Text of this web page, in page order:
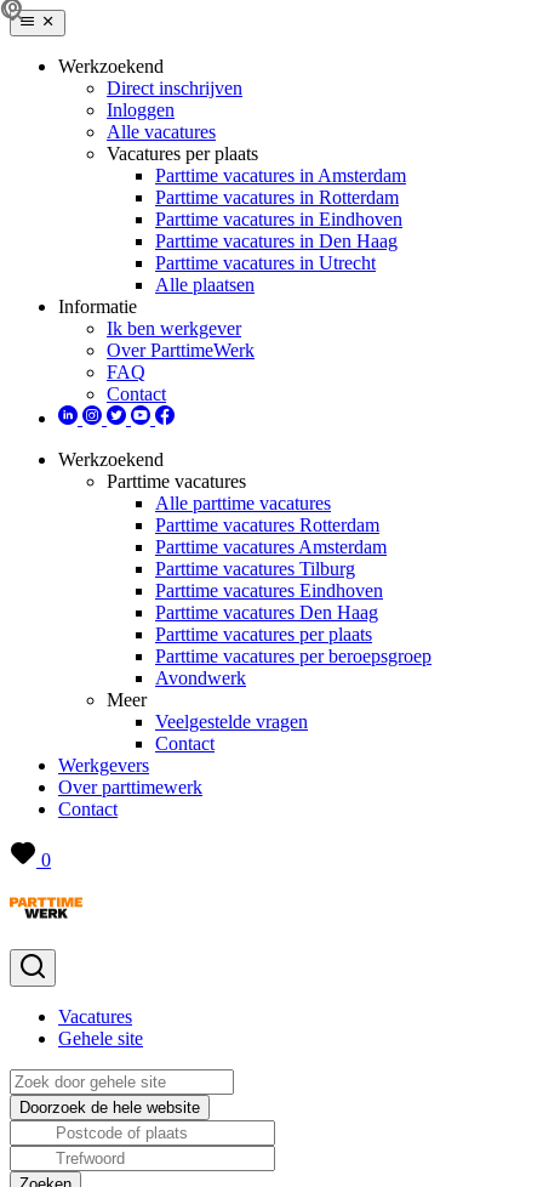
Werkzoekend
Direct inschrijven
Inloggen
Alle vacatures
Vacatures per plaats
Parttime vacatures in Amsterdam
Parttime vacatures in Rotterdam
Parttime vacatures in Eindhoven
Parttime vacatures in Den Haag
Parttime vacatures in Utrecht
Alle plaatsen
Informatie
Ik ben werkgever
Over ParttimeWerk
FAQ
Contact
Werkzoekend
Parttime vacatures
Alle parttime vacatures
Parttime vacatures Rotterdam
Parttime vacatures Amsterdam
Parttime vacatures Tilburg
Parttime vacatures Eindhoven
Parttime vacatures Den Haag
Parttime vacatures per plaats
Parttime vacatures per beroepsgroep
Avondwerk
Meer
Veelgestelde vragen
Contact
Werkgevers
Over parttimewerk
Contact
0
Vacatures
Gehele site